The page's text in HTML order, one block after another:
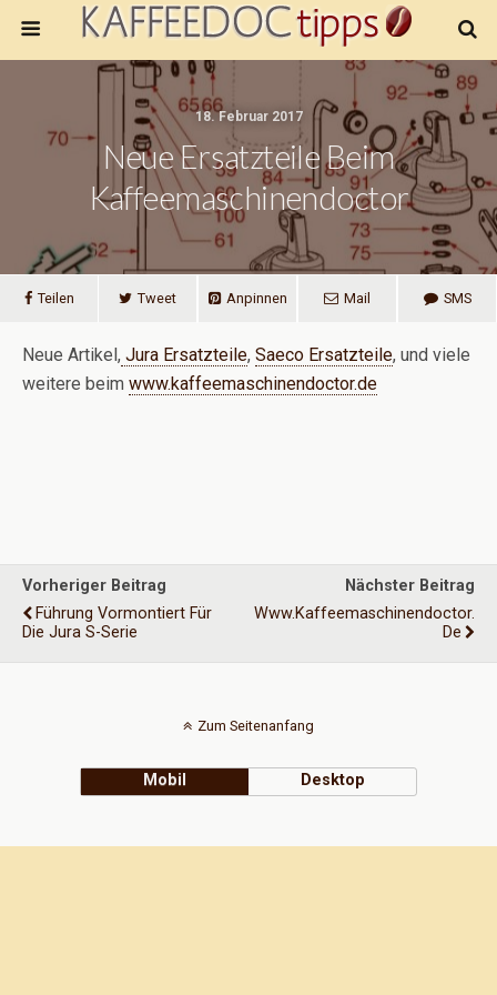
18. Februar 2017
Neue Ersatzteile Beim
Kaffeemaschinendoctor
Teilen Tweet Anpinnen Mail SMS
Neue Artikel, Jura Ersatzteile, Saeco Ersatzteile, und viele
weitere beim www.kaffeemaschinendoctor.de
Vorheriger Beitrag
Führung Vormontiert Für
Die Jura S-Serie
Nächster Beitrag
Www.kaffeemaschinendoctor.
De
Zum Seitenanfang
Mobil Desktop